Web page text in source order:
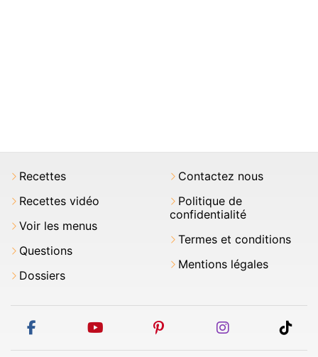
Recettes
Recettes vidéo
Voir les menus
Questions
Dossiers
Contactez nous
Politique de
confidentialité
Termes et conditions
Mentions légales
facebook youtube pinterest instagram